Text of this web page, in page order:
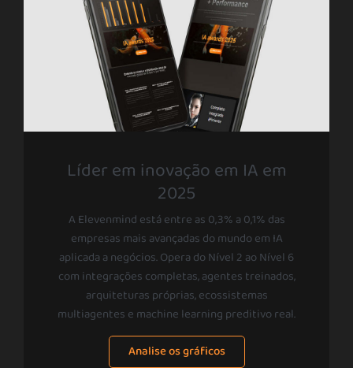
Líder em inovação em IA em
2025
A Elevenmind está entre as 0,3% a 0,1% das
empresas mais avançadas do mundo em IA
aplicada a negócios. Opera do Nível 2 ao Nível 6
com integrações completas, agentes treinados,
arquiteturas próprias, ecossistemas
multiagentes e machine learning preditivo real.
Analise os gráficos